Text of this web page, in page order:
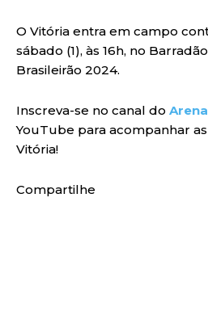
O Vitória entra em campo
sábado (1), às 16h, no
Brasileirão 2024.
Inscreva-se no canal do
YouTube para acompanhar
Vitória!
Compartilhe